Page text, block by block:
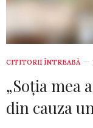
CITITORII ÎNTREABĂ
„Soția mea
din cauza